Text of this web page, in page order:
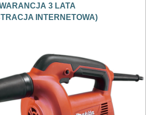
3 LATA
INTERNETOWA)